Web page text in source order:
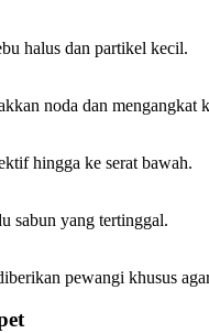
halus dan partikel kecil.
noda dan mengangkat
hingga ke serat bawah.
sabun yang tertinggal.
pewangi khusus